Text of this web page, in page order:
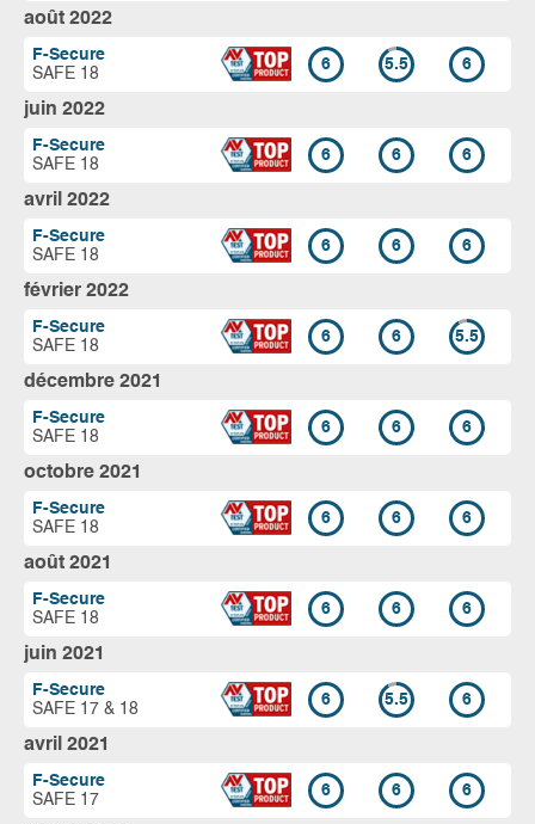
août 2022
F-Secure
SAFE 18
6 5.5 6
juin 2022
F-Secure
SAFE 18
6 6 6
avril 2022
F-Secure
SAFE 18
6 6 6
février 2022
F-Secure
SAFE 18
6 6 5.5
décembre 2021
F-Secure
SAFE 18
6 6 6
octobre 2021
F-Secure
SAFE 18
6 6 6
août 2021
F-Secure
SAFE 18
6 6 6
juin 2021
F-Secure
SAFE 17 & 18
6 5.5 6
avril 2021
F-Secure
SAFE 17
6 6 6